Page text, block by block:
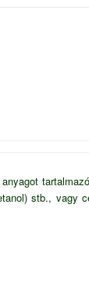
stb., vagy